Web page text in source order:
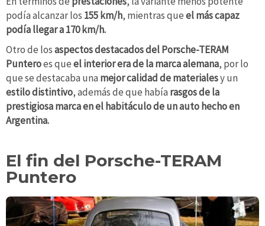
podía alcanzar los 155 km/h, mientras queel más capaz
podía llegar a 170 km/h.
Otro de losaspectos destacados del Porsche-TERAM
Punteroes queel interior era de la marca alemana, por lo
que se destacaba una mejor calidad de materialesy un
estilo distintivo, además de que había rasgos de la
prestigiosa marca en el habitáculo de un auto hecho en
Argentina.
El fin del Porsche-TERAM
Puntero